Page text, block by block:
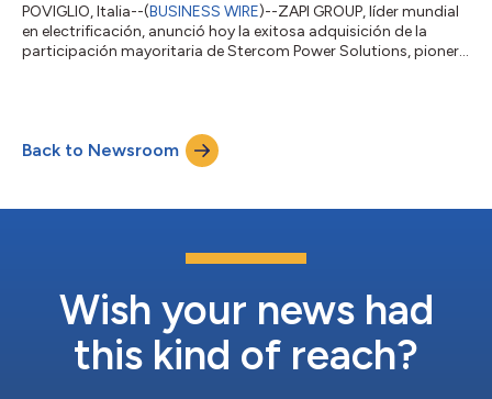
POVIGLIO, Italia--(BUSINESS WIRE)--ZAPI GROUP, líder mundial
en electrificación, anunció hoy la exitosa adquisición de la
participación mayoritaria de Stercom Power Solutions, pionero
técnicas de ZAPI GROUP, a la vez que amplía su alcance del
mercado en sectores de crecimiento clave como sistemas de
recarga a bordo de alto...
Back to Newsroom
Wish your news had
this kind of reach?